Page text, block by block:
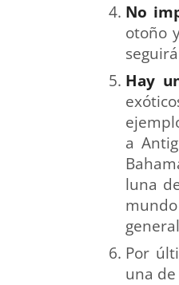
No
otoño
Hay
a
luna
Por
una